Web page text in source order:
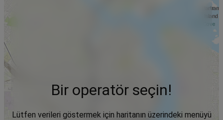
Bir operatör seçin!
Lütfen verileri göstermek için haritanın üzerindeki menüyü